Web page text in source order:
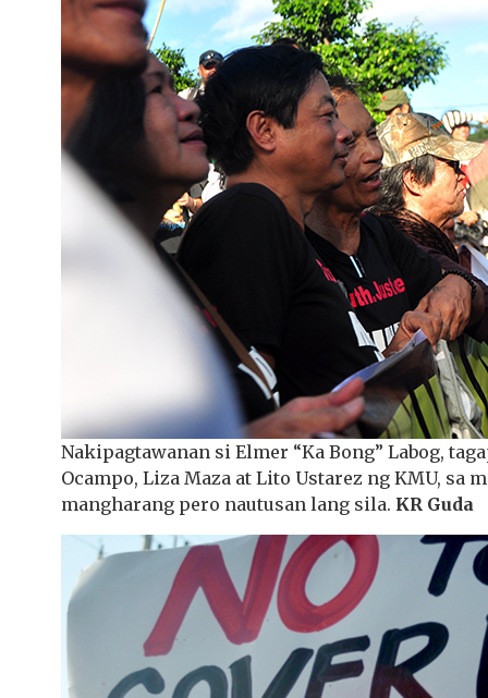
Nakipagtawanan si Elmer “Ka Bong” Labog,
Ocampo, Liza Maza at Lito Ustarez ng KMU,
mangharang pero nautusan lang sila. KR Guda